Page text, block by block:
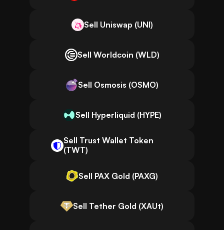
Sell Uniswap (UNI)
Sell Worldcoin (WLD)
Sell Osmosis (OSMO)
Sell Hyperliquid (HYPE)
Sell Trust Wallet Token
(TWT)
Sell PAX Gold (PAXG)
Sell Tether Gold (XAUt)